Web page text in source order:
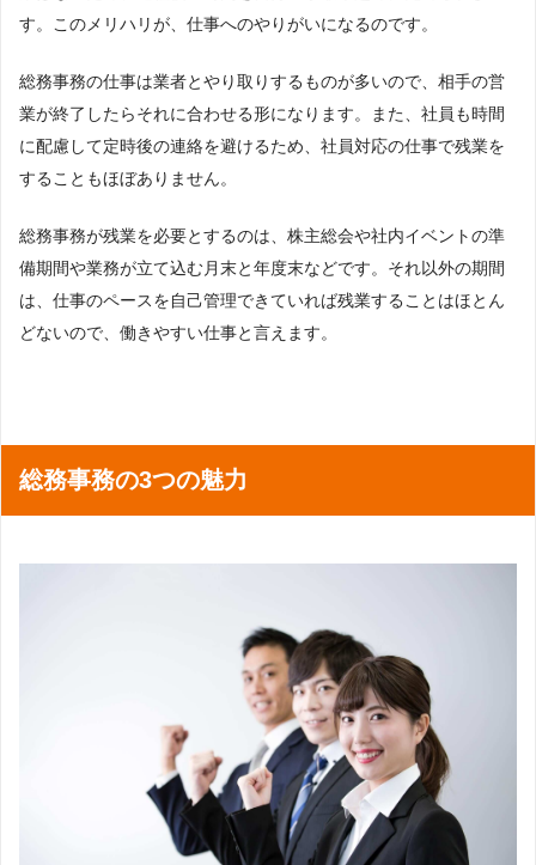
す。このメリハリが、仕事へのやりがいになるのです。
総務事務の仕事は業者とやり取りするものが多いので、相手の営
業が終了したらそれに合わせる形になります。また、社員も時間
に配慮して定時後の連絡を避けるため、社員対応の仕事で残業を
することもほぼありません。
総務事務が残業を必要とするのは、株主総会や社内イベントの準
備期間や業務が立て込む月末と年度末などです。それ以外の期間
は、仕事のペースを自己管理できていれば残業することはほとん
どないので、働きやすい仕事と言えます。
総務事務の3つの魅力